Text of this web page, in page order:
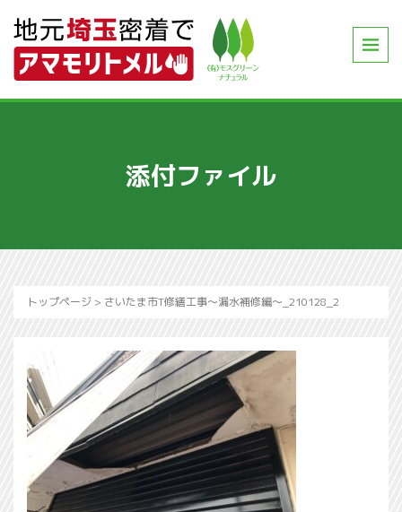
添付ファイル
トップページ > さいたま市T修繕工事～漏水補修編～_210128_2